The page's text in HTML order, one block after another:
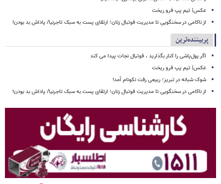
عکس| تیم پپ فرو ریخت
از ناکامی در سخنگویی تا مدیریت فوتبال زنان؛ ارتقای پست به سبک تاجرنیا/ پاداش بد بودن!
پربیننده‌ترین
اگر پول‌پاشی را کنار بگذارید ، فوتبال نجات پیدا می کند
عکس| تیم پپ فرو ریخت
شوک شبانه در تبریز؛ ربیعی رفت نکونام آمد!
از ناکامی در سخنگویی تا مدیریت فوتبال زنان؛ ارتقای پست به سبک تاجرنیا/ پاداش بد بودن!